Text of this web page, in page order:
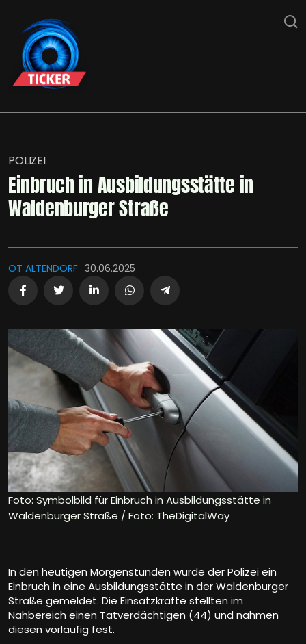
POLIZEI
Einbruch in Ausbildungsstätte in
Waldenburger Straße
OT ALTENDORF 30.06.2025
Foto: Symbolbild für Einbruch in Ausbildungsstätte in
Waldenburger Straße / Foto: TheDigitalWay
In den heutigen Morgenstunden wurde der Polizei ein
Einbruch in eine Ausbildungsstätte in der Waldenburger
Straße gemeldet. Die Einsatzkräfte stellten im
Nahbereich einen Tatverdächtigen (44) und nahmen
diesen vorläufig fest.